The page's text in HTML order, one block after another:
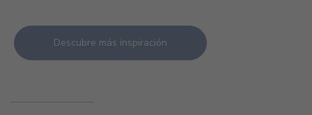
Descubre más inspiración